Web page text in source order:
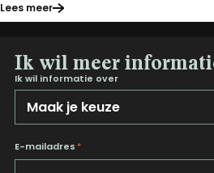
Lees meer
Ik wil meer
Ik wil informatie over
E-mailadres *